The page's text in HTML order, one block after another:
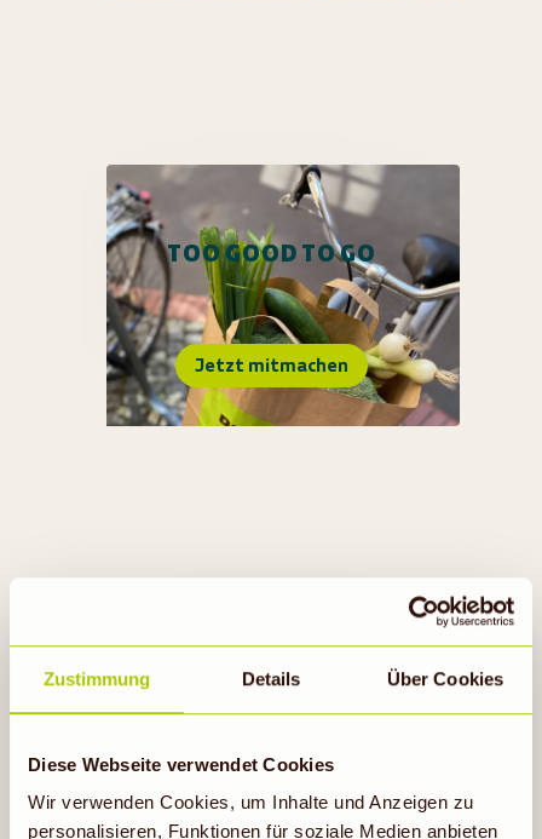
Zustimmung Details Über Cookies
Diese Webseite verwendet Cookies
Wir verwenden Cookies, um Inhalte und Anzeigen zu
personalisieren, Funktionen für soziale Medien anbieten
TOO GOOD TO GO
Jetzt mitmachen
RECUP & REBOWL
Erfahre mehr